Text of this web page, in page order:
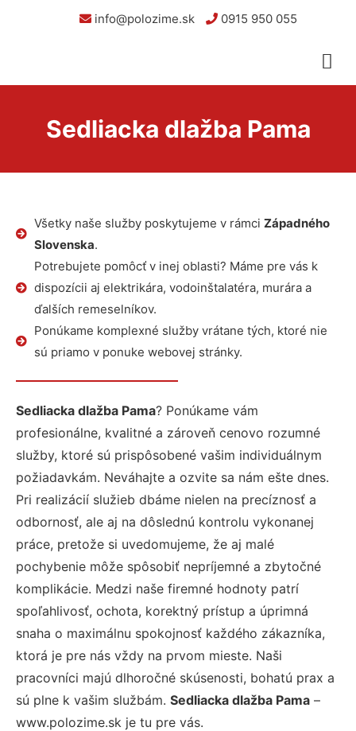
info@polozime.sk 0915 950 055
Sedliacka dlažba Pama
Všetky naše služby poskytujeme v rámci Západného
Slovenska.
Potrebujete pomôcť v inej oblasti? Máme pre vás k
dispozícii aj elektrikára, vodoinštalatéra, murára a
ďalších remeselníkov.
Ponúkame komplexné služby vrátane tých, ktoré nie
sú priamo v ponuke webovej stránky.
Sedliacka dlažba Pama? Ponúkame vám
profesionálne, kvalitné a zároveň cenovo rozumné
služby, ktoré sú prispôsobené vašim individuálnym
požiadavkám. Neváhajte a ozvite sa nám ešte dnes.
Pri realizácií služieb dbáme nielen na precíznosť a
odbornosť, ale aj na dôslednú kontrolu vykonanej
práce, pretože si uvedomujeme, že aj malé
pochybenie môže spôsobiť nepríjemné a zbytočné
komplikácie. Medzi naše firemné hodnoty patrí
spoľahlivosť, ochota, korektný prístup a úprimná
snaha o maximálnu spokojnosť každého zákazníka,
ktorá je pre nás vždy na prvom mieste. Naši
pracovníci majú dlhoročné skúsenosti, bohatú prax a
sú plne k vašim službám. Sedliacka dlažba Pama –
www.polozime.sk je tu pre vás.